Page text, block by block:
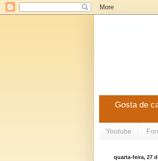
Gosta de
Youtube
quarta-feira, 27